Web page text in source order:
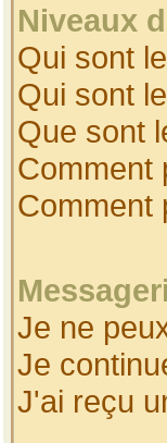
Niveaux
Qui sont
Qui sont
Que sont
Comment
Comment
Je ne
Je
J'ai reçu